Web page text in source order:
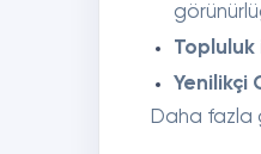
Topluluk
Yenilikçi
Daha fazla